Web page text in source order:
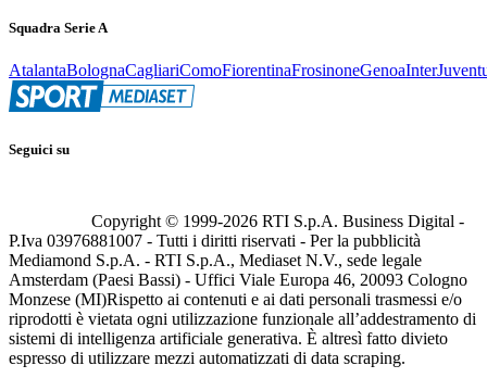
Squadra Serie A
AtalantaBolognaCagliariComoFiorentinaFrosinoneGenoaInter
Seguici su
Copyright © 1999-2026 RTI S.p.A. Business Digital -
P.Iva 03976881007 - Tutti i diritti riservati - Per la pubblicità
Mediamond S.p.A. - RTI S.p.A., Mediaset N.V., sede legale
Amsterdam (Paesi Bassi) - Uffici Viale Europa 46, 20093 Cologno
Monzese (MI)Rispetto ai contenuti e ai dati personali trasmessi e/o
riprodotti è vietata ogni utilizzazione funzionale all’addestramento di
sistemi di intelligenza artificiale generativa. È altresì fatto divieto
espresso di utilizzare mezzi automatizzati di data scraping.